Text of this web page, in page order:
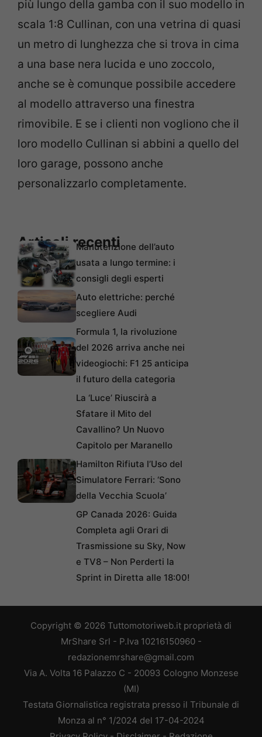
più lungo della gamba con il suo modello in
scala 1:8 Cullinan, con una vetrina di quasi
un metro di lunghezza che si trova in cima
a una base nera lucida e uno zoccolo,
anche se è comunque possibile accedere
al modello attraverso una finestra
rimovibile. E se i clienti non vogliono che il
loro modello Cullinan si abbini a quello del
loro garage, possono anche
personalizzarlo completamente.
Articoli recentiManutenzione dell’auto
usata a lungo termine: i
consigli degli esperti
Auto elettriche: perché
scegliere Audi
Formula 1, la rivoluzione
del 2026 arriva anche nei
videogiochi: F1 25 anticipa
il futuro della categoria
La ‘Luce’ Riuscirà a
Sfatare il Mito del
Cavallino? Un Nuovo
Capitolo per Maranello
Hamilton Rifiuta l’Uso del
Simulatore Ferrari: ‘Sono
della Vecchia Scuola’
GP Canada 2026: Guida
Completa agli Orari di
Trasmissione su Sky, Now
e TV8 – Non Perderti la
Sprint in Diretta alle 18:00!
Copyright © 2026 Tuttomotoriweb.it proprietà di
MrShare Srl - P.Iva 10216150960 -
redazionemrshare@gmail.com
Via A. Volta 16 Palazzo C - 20093 Cologno Monzese
(MI)
Testata Giornalistica registrata presso il Tribunale di
Monza al n° 1/2024 del 17-04-2024